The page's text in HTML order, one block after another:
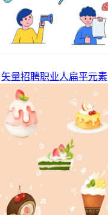
矢量招聘职业人扁平元素